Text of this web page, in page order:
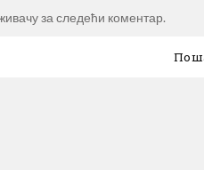
за следећи коментар.